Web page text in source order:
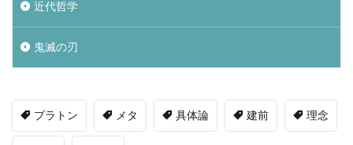
近代哲学
鬼滅の刃
プラトン メタ 具体論 建前 理念